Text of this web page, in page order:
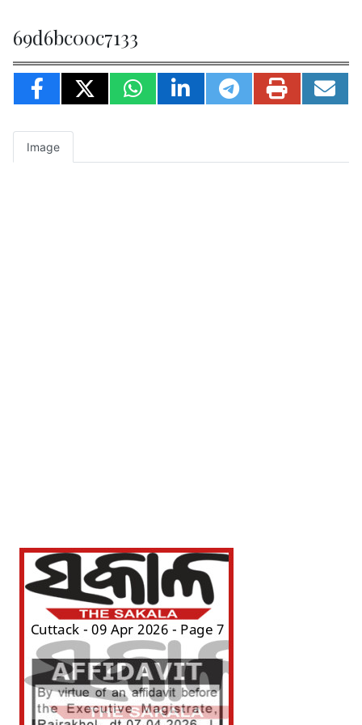
69d6bc00c7133
Image